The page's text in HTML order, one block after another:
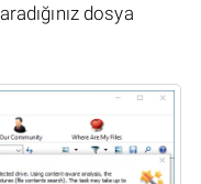
dosya